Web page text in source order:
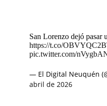
San Lorenzo dejó pasar
https://t.co/
pic.twitter.com/
— El Digital Neuquén
abril de 2026